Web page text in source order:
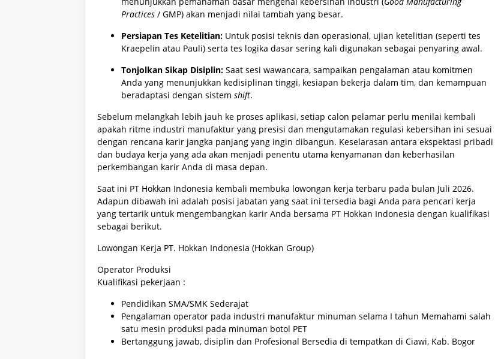
Practices / GMP) akan menjadi nilai tambah yang besar.
Persiapan Tes Ketelitian: Untuk posisi teknis dan operasional, ujian ketelitian (seperti tes
Kraepelin atau Pauli) serta tes logika dasar sering kali digunakan sebagai penyaring awal.
Tonjolkan Sikap Disiplin: Saat sesi wawancara, sampaikan pengalaman atau komitmen
Anda yang menunjukkan kedisiplinan tinggi, kesiapan bekerja dalam tim, dan kemampuan
beradaptasi dengan sistem shift.
Sebelum melangkah lebih jauh ke proses aplikasi, setiap calon pelamar perlu menilai kembali
apakah ritme industri manufaktur yang presisi dan mengutamakan regulasi kebersihan ini sesuai
dengan rencana karir jangka panjang yang ingin dibangun. Keselarasan antara ekspektasi pribadi
dan budaya kerja yang ada akan menjadi penentu utama kenyamanan dan keberhasilan
perkembangan karir Anda di masa depan.
Saat ini PT Hokkan Indonesia kembali membuka lowongan kerja terbaru pada bulan Juli 2026.
Adapun dibawah ini adalah posisi jabatan yang saat ini tersedia bagi Anda para pencari kerja
yang tertarik untuk mengembangkan karir Anda bersama PT Hokkan Indonesia dengan kualifikasi
sebagai berikut.
Lowongan Kerja PT. Hokkan Indonesia (Hokkan Group)
Operator Produksi
Kualifikasi pekerjaan :
Pendidikan SMA/SMK Sederajat
Pengalaman operator pada industri manufaktur minuman selama I tahun Memahami salah
satu mesin produksi pada minuman botol PET
Bertanggung jawab, disiplin dan Profesional Bersedia di tempatkan di Ciawi, Kab. Bogor